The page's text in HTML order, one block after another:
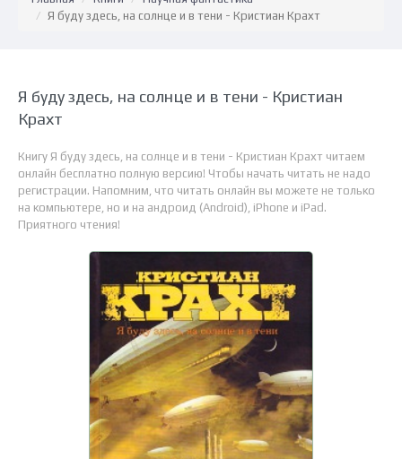
Я буду здесь, на солнце и в тени - Кристиан Крахт
Я буду здесь, на солнце и в тени - Кристиан
Крахт
Книгу Я буду здесь, на солнце и в тени - Кристиан Крахт читаем
онлайн бесплатно полную версию! Чтобы начать читать не надо
регистрации. Напомним, что читать онлайн вы можете не только
на компьютере, но и на андроид (Android), iPhone и iPad.
Приятного чтения!